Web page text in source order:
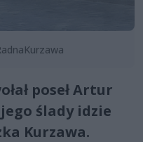
poseł Artur
ślady idzie
Kurzawa.